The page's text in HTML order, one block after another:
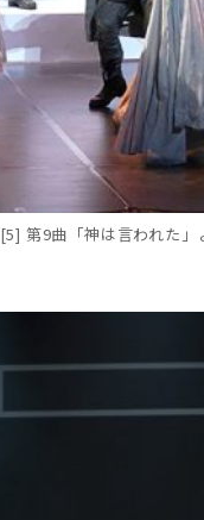
[5] 第9曲「神は言われた」